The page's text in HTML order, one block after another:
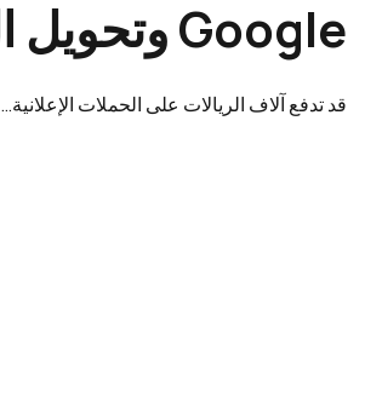
Google وتحويل العملاء؟
قد تدفع آلاف الريالات على الحملات الإعلانية…